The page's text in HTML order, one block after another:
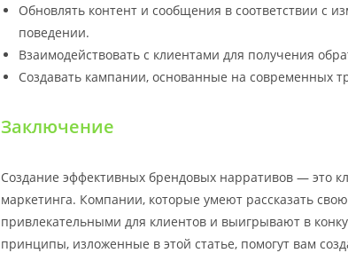
Обновлять контент и сообщения в соответствии с
поведении.
Взаимодействовать с клиентами для получения
Создавать кампании, основанные на современных
Заключение
Создание эффективных брендовых нарративов — это
маркетинга. Компании, которые умеют рассказать
привлекательными для клиентов и выигрывают в
принципы, изложенные в этой статье, помогут вам